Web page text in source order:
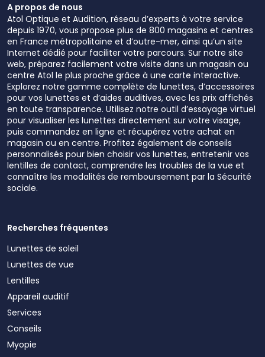
A propos de nous
Atol Optique et Audition, réseau d’experts à votre service
depuis 1970, vous propose plus de 800 magasins et centres
en France métropolitaine et d’outre-mer, ainsi qu’un site
Internet dédié pour faciliter votre parcours. Sur notre site
web, préparez facilement votre visite dans un magasin ou
centre Atol le plus proche grâce à une carte interactive.
Explorez notre gamme complète de lunettes, d’accessoires
pour vos lunettes et d’aides auditives, avec les prix affichés
en toute transparence. Utilisez notre outil d’essayage virtuel
pour visualiser les lunettes directement sur votre visage,
puis commandez en ligne et récupérez votre achat en
magasin ou en centre. Profitez également de conseils
personnalisés pour bien choisir vos lunettes, entretenir vos
lentilles de contact, comprendre les troubles de la vue et
connaître les modalités de remboursement par la Sécurité
sociale.
Recherches fréquentes
Lunettes de soleil
Lunettes de vue
Lentilles
Appareil auditif
Services
Conseils
Myopie